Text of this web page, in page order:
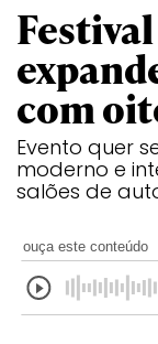
com
Evento quer
moderno e
salões de
ouça este conteúdo